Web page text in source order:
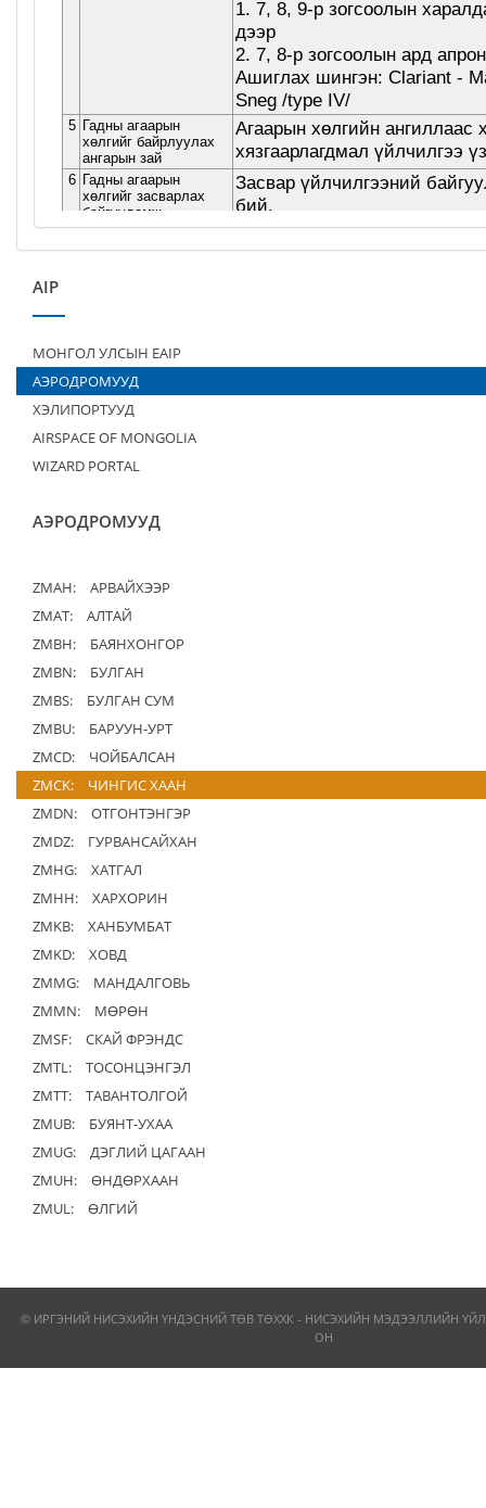
AIP
МОНГОЛ УЛСЫН EAIP
АЭРОДРОМУУД
ХЭЛИПОРТУУД
AIRSPACE OF MONGOLIA
WIZARD PORTAL
АЭРОДРОМУУД
ZMAH:
АРВАЙХЭЭР
ZMAT:
АЛТАЙ
ZMBH:
БАЯНХОНГОР
ZMBN:
БУЛГАН
ZMBS:
БУЛГАН СУМ
ZMBU:
БАРУУН-УРТ
ZMCD:
ЧОЙБАЛСАН
ZMCK:
ЧИНГИС ХААН
ZMDN:
ОТГОНТЭНГЭР
ZMDZ:
ГУРВАНСАЙХАН
ZMHG:
ХАТГАЛ
ZMHH:
ХАРХОРИН
ZMKB:
ХАНБУМБАТ
ZMKD:
ХОВД
ZMMG:
МАНДАЛГОВЬ
ZMMN:
МӨРӨН
ZMSF:
СКАЙ ФРЭНДС
ZMTL:
ТОСОНЦЭНГЭЛ
ZMTT:
ТАВАНТОЛГОЙ
ZMUB:
БУЯНТ-УХАА
ZMUG:
ДЭГЛИЙ ЦАГААН
ZMUH:
ӨНДӨРХААН
ZMUL:
ӨЛГИЙ
© ИРГЭНИЙ НИСЭХИЙН ҮНДЭСНИЙ ТӨВ ТӨХХК - НИСЭХИЙН МЭДЭЭЛЛИЙН
ОН